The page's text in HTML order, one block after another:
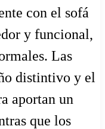
con el sofá
y funcional,
Las
distintivo y el
aportan un
que los